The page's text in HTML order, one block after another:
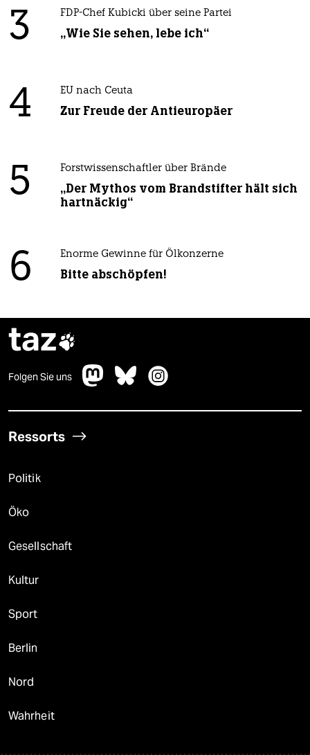
3 FDP-Chef Kubicki über seine Partei
„Wie Sie sehen, lebe ich“
4 EU nach Ceuta
Zur Freude der Antieuropäer
5 Forstwissenschaftler über Brände
„Der Mythos vom Brandstifter hält sich
hartnäckig“
6 Enorme Gewinne für Ölkonzerne
Bitte abschöpfen!
taz
Folgen Sie uns
Ressorts
Politik
Öko
Gesellschaft
Kultur
Sport
Berlin
Nord
Wahrheit